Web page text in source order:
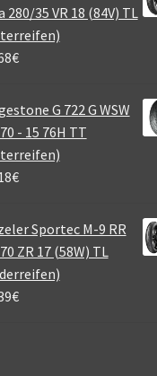
280/35 VR 18 (84V) TL
€
G 722 G WSW
- 15 76H TT
€
Sportec M-9 RR
ZR 17 (58W) TL
€